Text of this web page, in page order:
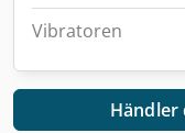
Vibratoren
Händler